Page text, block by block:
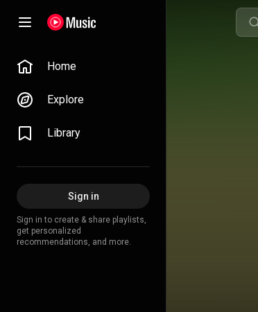
Home
Explore
Library
Sign in
Sign in to create & share playlists,
get personalized
recommendations, and more.